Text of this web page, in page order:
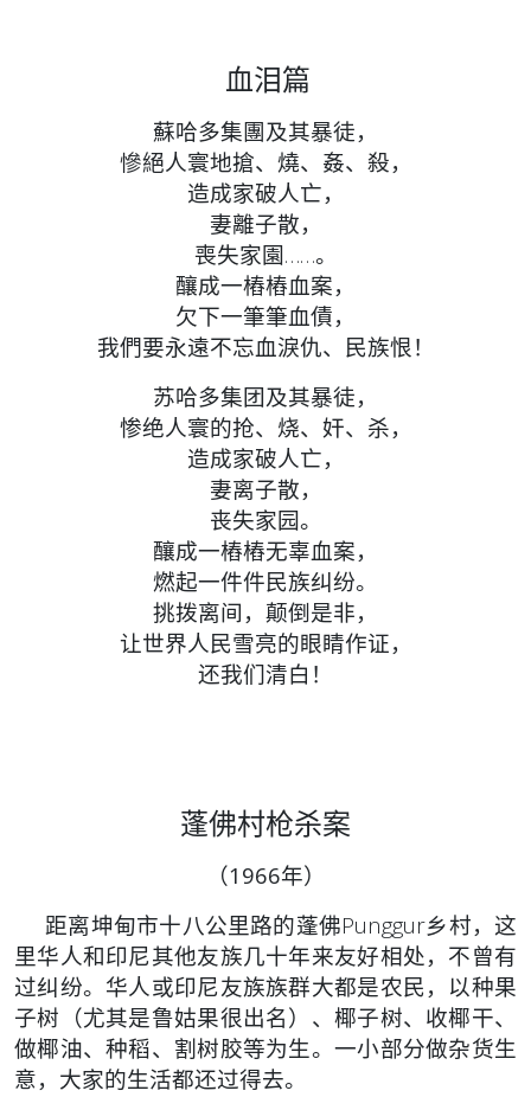
血泪篇
蘇哈多集團及其暴徒，
慘絕人寰地搶、燒、姦、殺，
造成家破人亡，
妻離子散，
喪失家園……。
釀成一樁樁血案，
欠下一筆筆血債，
我們要永遠不忘血淚仇、民族恨！
苏哈多集团及其暴徒，
惨绝人寰的抢、烧、奸、杀，
造成家破人亡，
妻离子散，
丧失家园。
釀成一樁樁无辜血案，
燃起一件件民族纠纷。
挑拨离间，颠倒是非，
让世界人民雪亮的眼睛作证，
还我们清白！
蓬佛村枪杀案
（1966年）
距离坤甸市十八公里路的蓬佛Punggur乡村，这
里华人和印尼其他友族几十年来友好相处，不曾有
过纠纷。华人或印尼友族族群大都是农民，以种果
子树（尤其是鲁姑果很出名）、椰子树、收椰干、
做椰油、种稻、割树胶等为生。一小部分做杂货生
意，大家的生活都还过得去。